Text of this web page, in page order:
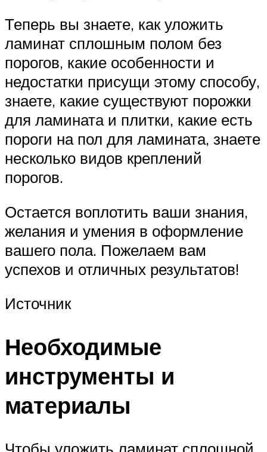
Теперь вы знаете, как уложить
ламинат сплошным полом без
порогов, какие особенности и
недостатки присущи этому способу,
знаете, какие существуют порожки
для ламината и плитки, какие есть
пороги на пол для ламината, знаете
несколько видов креплений
порогов.
Остается воплотить ваши знания,
желания и умения в оформление
вашего пола. Пожелаем вам
успехов и отличных результатов!
Источник
Необходимые
инструменты и
материалы